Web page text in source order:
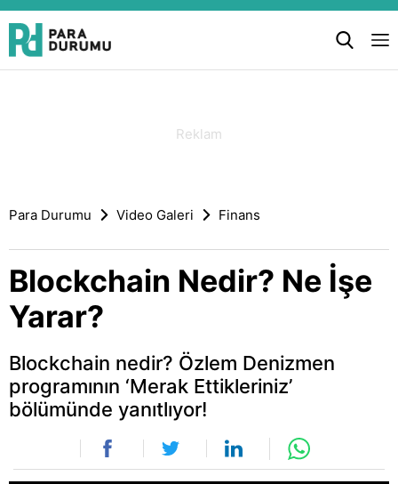
Para Durumu Video Galeri Finans
Blockchain Nedir? Ne İşe
Yarar?
Blockchain nedir? Özlem Denizmen
programının ‘Merak Ettikleriniz’
bölümünde yanıtlıyor!